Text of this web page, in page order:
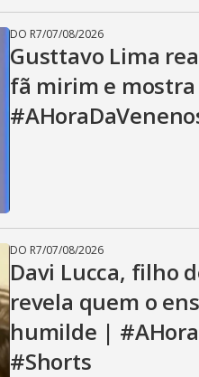
DO R7/07/08/2026
Gusttavo Lima
fã mirim e
DO R7/07/08/2026
Davi Lucca, filho
revela quem o
humilde |
#Shorts